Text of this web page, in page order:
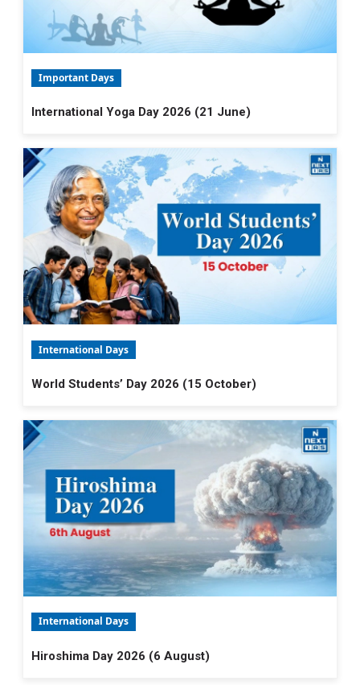
Important Days
International Yoga Day 2026 (21 June)
International Days
World Students’ Day 2026 (15 October)
International Days
Hiroshima Day 2026 (6 August)